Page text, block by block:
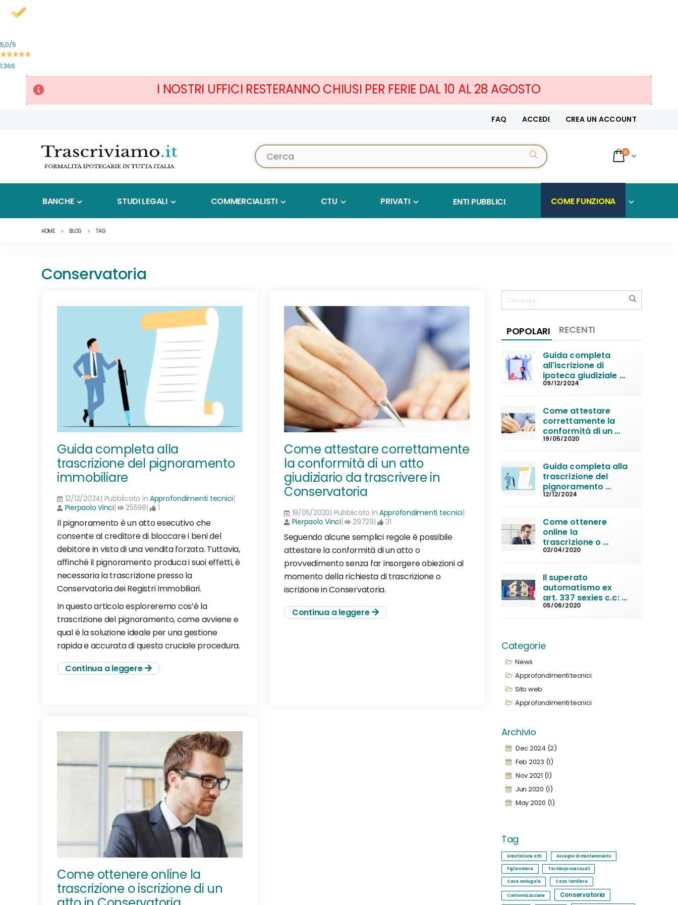
5,0/5
1.366
I NOSTRI UFFICI RESTERANNO CHIUSI PER FERIE DAL 10 AL 28 AGOSTO
FAQ ACCEDI CREA UN ACCOUNT
Cart
0servizi
Cerca...
CERCA...
BANCHE STUDI LEGALI COMMERCIALISTI CTU PRIVATI ENTI PUBBLICI COME FUNZIONA
HOME BLOG TAG
Conservatoria
Guida completa alla
trascrizione del pignoramento
immobiliare
12/12/2024| Pubblicato in Approfondimenti tecnici|
Pierpaolo Vinci| 25598| 1
Il pignoramento è un atto esecutivo che
consente al creditore di bloccare i beni del
debitore in vista di una vendita forzata. Tuttavia,
affinché il pignoramento produca i suoi effetti, è
necessaria la trascrizione presso la
Conservatoria dei Registri Immobiliari.
In questo articolo esploreremo cos’è la
trascrizione del pignoramento, come avviene e
qual è la soluzione ideale per una gestione
rapida e accurata di questa cruciale procedura.
Continua a leggere
Come attestare correttamente
la conformità di un atto
giudiziario da trascrivere in
Conservatoria
19/05/2020| Pubblicato in Approfondimenti tecnici|
Pierpaolo Vinci| 29729| 31
Seguendo alcune semplici regole è possibile
attestare la conformità di un atto o
provvedimento senza far insorgere obiezioni al
momento della richiesta di trascrizione o
iscrizione in Conservatoria.
Continua a leggere
Come ottenere online la
trascrizione o iscrizione di un
POPOLARI
Guida completa
all'iscrizione di
ipoteca giudiziale
per decreto
09/12/2024
Come attestare
correttamente la
conformità di un
atto giudiziario da
Conservatoria
19/05/2020
Guida completa alla
trascrizione del
pignoramento
immobiliare
12/12/2024
Come ottenere
online la
trascrizione o
iscrizione di un atto
02/04/2020
Il superato
automatismo ex
art. 337 sexies c.c:
la nuova
05/06/2020
RECENTI
Categorie
News
Approfondimenti tecnici
Sito web
Approfondimenti tecnici
Archivio
Dec 2024 (2)
Feb 2023 (1)
Nov 2021 (1)
Jun 2020 (1)
May 2020 (1)
Tag
Annotazione atti Assegno di mantenimento
Figlio minore Termini processuali
Casa coniugale Casa familiare
Conformizzazione Conservatoria